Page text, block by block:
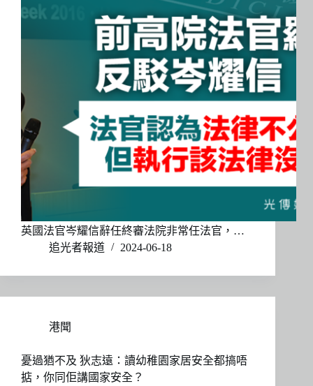
英國法官岑耀信辭任終審法院非常任法官，…
追光者報道
2024-06-18
港聞
憂過猶不及 狄志遠：讀幼稚園家居安全都搞唔
掂，你同佢講國家安全？